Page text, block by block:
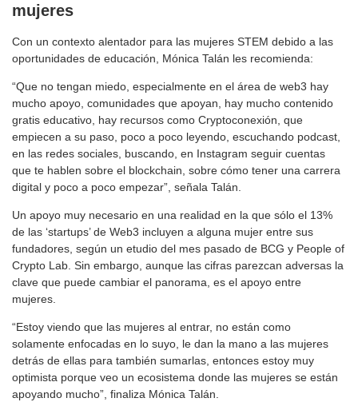
mujeres
Con un contexto alentador para las mujeres STEM debido a las
oportunidades de educación, Mónica Talán les recomienda:
“Que no tengan miedo, especialmente en el área de web3 hay
mucho apoyo, comunidades que apoyan, hay mucho contenido
gratis educativo, hay recursos como Cryptoconexión, que
empiecen a su paso, poco a poco leyendo, escuchando podcast,
en las redes sociales, buscando, en Instagram seguir cuentas
que te hablen sobre el blockchain, sobre cómo tener una carrera
digital y poco a poco empezar”, señala Talán.
Un apoyo muy necesario en una realidad en la que sólo el 13%
de las ‘startups’ de Web3 incluyen a alguna mujer entre sus
fundadores, según un etudio del mes pasado de BCG y People of
Crypto Lab. Sin embargo, aunque las cifras parezcan adversas la
clave que puede cambiar el panorama, es el apoyo entre
mujeres.
“Estoy viendo que las mujeres al entrar, no están como
solamente enfocadas en lo suyo, le dan la mano a las mujeres
detrás de ellas para también sumarlas, entonces estoy muy
optimista porque veo un ecosistema donde las mujeres se están
apoyando mucho”, finaliza Mónica Talán.